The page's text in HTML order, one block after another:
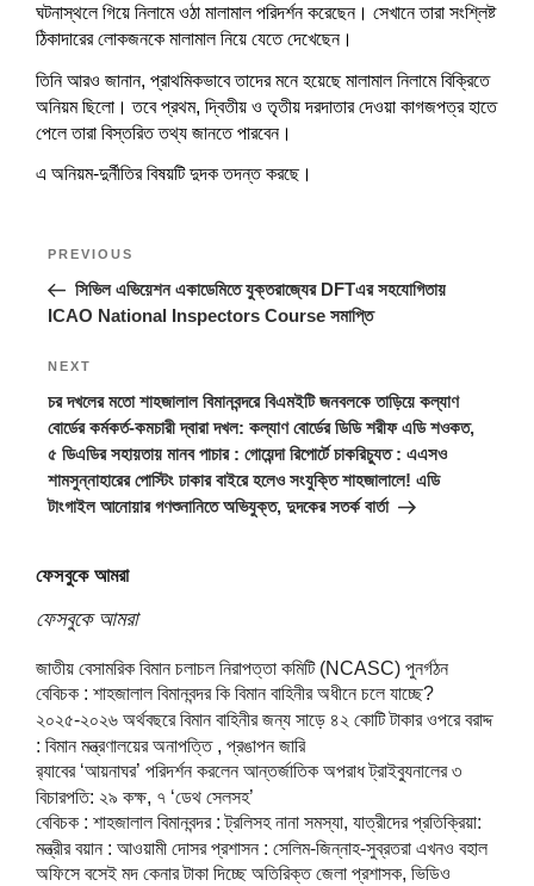
ঘটনাস্থলে গিয়ে নিলামে ওঠা মালামাল পরিদর্শন করেছেন। সেখানে তারা সংশ্লিষ্ট
ঠিকাদারের লোকজনকে মালামাল নিয়ে যেতে দেখেছেন।
তিনি আরও জানান, প্রাথমিকভাবে তাদের মনে হয়েছে মালামাল নিলামে বিক্রিতে
অনিয়ম ছিলো। তবে প্রথম, দ্বিতীয় ও তৃতীয় দরদাতার দেওয়া কাগজপত্র হাতে
পেলে তারা বিস্তরিত তথ্য জানতে পারবেন।
এ অনিয়ম-দুর্নীতির বিষয়টি দুদক তদন্ত করছে।
Previous
Post
PREVIOUS
সিভিল এভিয়েশন একাডেমিতে যুক্তরাজ্যের DFTএর সহযোগিতায়
ICAO National Inspectors Course সমাপ্তি
Next
Post
NEXT
চর দখলের মতো শাহজালাল বিমানবন্দরে বিএমইটি জনবলকে তাড়িয়ে কল্যাণ
বোর্ডের কর্মকর্ত-কমচারী দ্বারা দখল: কল্যাণ বোর্ডের ডিডি শরীফ এডি শওকত,
৫ ডিএডির সহায়তায় মানব পাচার : গোয়েন্দা রিপোর্টে চাকরিচ্যুত : এএসও
শামসুন্নাহারের পোস্টিং ঢাকার বাইরে হলেও সংযুক্তি শাহজালালে! এডি
টাংগাইল আনোয়ার গণশুনানিতে অভিযুক্ত, দুদকের সতর্ক বার্তা
ফেসবুকে আমরা
ফেসবুকে আমরা
জাতীয় বেসামরিক বিমান চলাচল নিরাপত্তা কমিটি (NCASC) পুনর্গঠন
বেবিচক : শাহজালাল বিমানবন্দর কি বিমান বাহিনীর অধীনে চলে যাচ্ছে?
২০২৫-২০২৬ অর্থবছরে বিমান বাহিনীর জন্য সাড়ে ৪২ কোটি টাকার ওপরে বরাদ্দ
: বিমান মন্ত্রণালয়ের অনাপত্তি , প্রঙাপন জারি
র‍্যাবের ‘আয়নাঘর’ পরিদর্শন করলেন আন্তর্জাতিক অপরাধ ট্রাইব্যুনালের ৩
বিচারপতি: ২৯ কক্ষ, ৭ ‘ডেথ সেলসহ’
বেবিচক : শাহজালাল বিমানবন্দর : ট্রলিসহ নানা সমস্যা, যাত্রীদের প্রতিক্রিয়া:
মন্ত্রীর বয়ান : আওয়ামী দোসর প্রশাসন : সেলিম-জিন্নাহ-সুব্রতরা এখনও বহাল
অফিসে বসেই মদ কেনার টাকা দিচ্ছে অতিরিক্ত জেলা প্রশাসক, ভিডিও